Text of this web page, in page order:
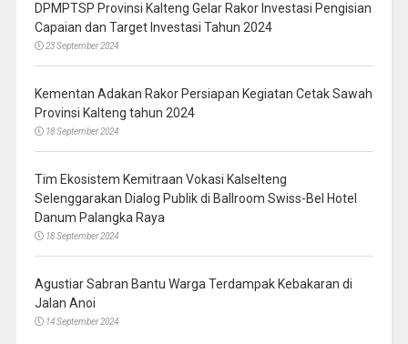
DPMPTSP Provinsi Kalteng Gelar Rakor Investasi Pengisian
Capaian dan Target Investasi Tahun 2024
23 September 2024
Kementan Adakan Rakor Persiapan Kegiatan Cetak Sawah
Provinsi Kalteng tahun 2024
18 September 2024
Tim Ekosistem Kemitraan Vokasi Kalselteng
Selenggarakan Dialog Publik di Ballroom Swiss-Bel Hotel
Danum Palangka Raya
18 September 2024
Agustiar Sabran Bantu Warga Terdampak Kebakaran di
Jalan Anoi
14 September 2024